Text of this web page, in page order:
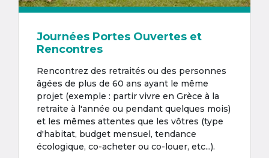
Journées Portes Ouvertes et
Rencontres
Rencontrez des retraités ou des personnes
âgées de plus de 60 ans ayant le même
projet (exemple : partir vivre en Grèce à la
retraite à l'année ou pendant quelques mois)
et les mêmes attentes que les vôtres (type
d'habitat, budget mensuel, tendance
écologique, co-acheter ou co-louer, etc...).